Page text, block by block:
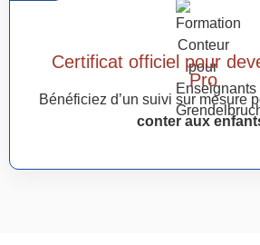
Certificat officiel pour
Pro
Bénéficiez d’un suivi sur mesure
conter aux